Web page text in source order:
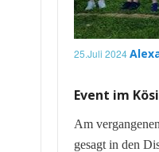
25.Juli 2024
Event im
Am
gesagt in den